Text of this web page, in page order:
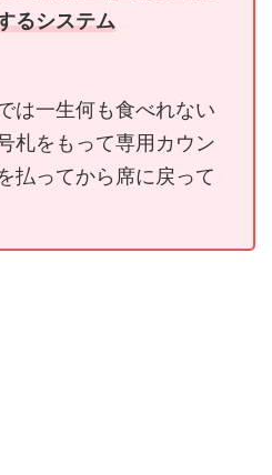
るシステム
は一生何も食べれない
札をもって専用カウン
払ってから席に戻って